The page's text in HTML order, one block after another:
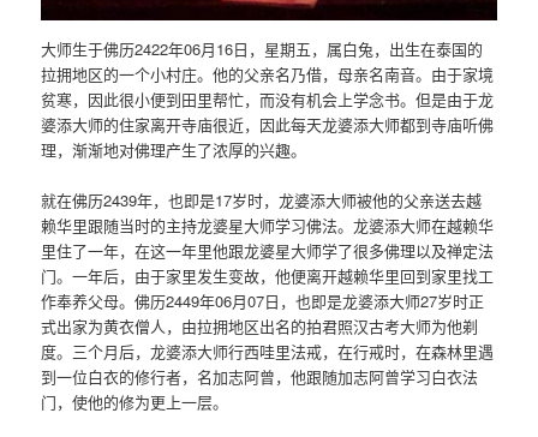
大师生于佛历2422年06月16日，星期五，属白兔，出生在泰国的
拉拥地区的一个小村庄。他的父亲名乃借，母亲名南音。由于家境
贫寒，因此很小便到田里帮忙，而没有机会上学念书。但是由于龙
婆添大师的住家离开寺庙很近，因此每天龙婆添大师都到寺庙听佛
理，渐渐地对佛理产生了浓厚的兴趣。
就在佛历2439年，也即是17岁时，龙婆添大师被他的父亲送去越
赖华里跟随当时的主持龙婆星大师学习佛法。龙婆添大师在越赖华
里住了一年，在这一年里他跟龙婆星大师学了很多佛理以及禅定法
门。一年后，由于家里发生变故，他便离开越赖华里回到家里找工
作奉养父母。佛历2449年06月07日，也即是龙婆添大师27岁时正
式出家为黄衣僧人，由拉拥地区出名的拍君照汉古考大师为他剃
度。三个月后，龙婆添大师行西哇里法戒，在行戒时，在森林里遇
到一位白衣的修行者，名加志阿曾，他跟随加志阿曾学习白衣法
门，使他的修为更上一层。